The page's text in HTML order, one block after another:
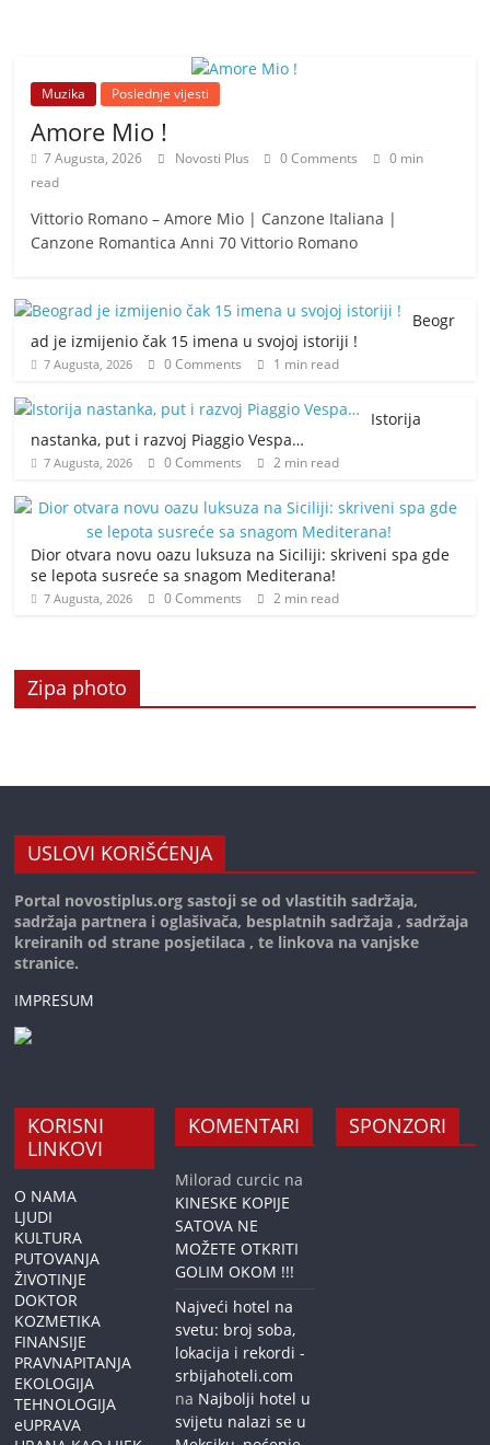
Muzika Poslednje vijesti
Amore Mio !
7 Augusta, 2026 Novosti Plus 0 Comments
0 min
read
Vittorio Romano – Amore Mio | Canzone Italiana |
Canzone Romantica Anni 70 Vittorio Romano
Beogr
ad je izmijenio čak 15 imena u svojoj istoriji !
7 Augusta, 2026 0 Comments 1 min read
Istorija
nastanka, put i razvoj Piaggio Vespa…
7 Augusta, 2026 0 Comments 2 min read
Dior otvara novu oazu luksuza na Siciliji: skriveni spa gde
se lepota susreće sa snagom Mediterana!
7 Augusta, 2026 0 Comments 2 min read
Zipa photo
USLOVI KORIŠĆENJA
Portal novostiplus.org sastoji se od vlastitih sadržaja,
sadržaja partnera i oglašivača, besplatnih sadržaja , sadržaja
kreiranih od strane posjetilaca , te linkova na vanjske
stranice.
IMPRESUM
KORISNI
LINKOVI
O NAMA
LJUDI
KULTURA
PUTOVANJA
ŽIVOTINJE
DOKTOR
KOZMETIKA
FINANSIJE
PRAVNAPITANJA
EKOLOGIJA
TEHNOLOGIJA
eUPRAVA
KOMENTARI
Milorad curcic na
KINESKE KOPIJE
SATOVA NE
MOŽETE OTKRITI
GOLIM OKOM !!!
Najveći hotel na
svetu: broj soba,
lokacija i rekordi -
srbijahoteli.com
na Najbolji hotel u
svijetu nalazi se u
SPONZORI